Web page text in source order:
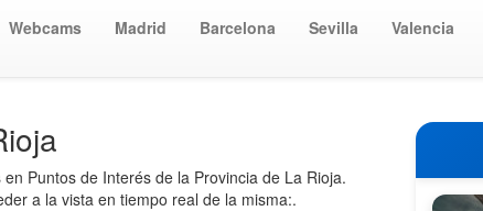
Webcams Madrid Barcelona Sevilla Valencia
Puntos de Interés de la Provincia de La Rioja.
a la vista en tiempo real de la misma:.